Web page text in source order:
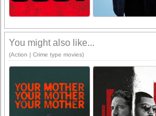
You might also like...
(Action | Crime type movies)